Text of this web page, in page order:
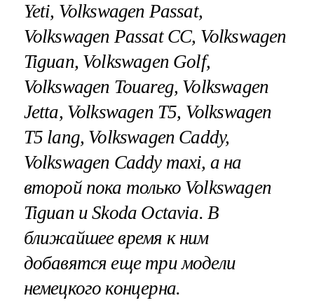
Yeti, Volkswagen Passat,
Volkswagen Passat CC, Volkswagen
Tiguan, Volkswagen Golf,
Volkswagen Touareg, Volkswagen
Jetta, Volkswagen T5, Volkswagen
T5 lang, Volkswagen Caddy,
Volkswagen Caddy maxi, а на
второй пока только Volkswagen
Tiguan и Skoda Octavia. В
ближайшее время к ним
добавятся еще три модели
немецкого концерна.